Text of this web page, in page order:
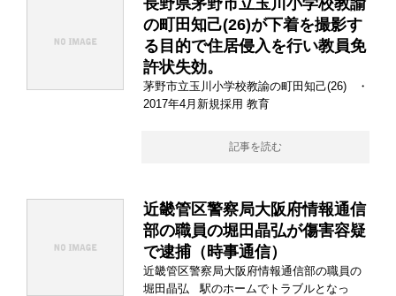
長野県茅野市立玉川小学校教諭
の町田知己(26)が下着を撮影す
る目的で住居侵入を行い教員免
許状失効。
茅野市立玉川小学校教諭の町田知己(26) ・
2017年4月新規採用 教育
記事を読む
近畿管区警察局大阪府情報通信
部の職員の堀田晶弘が傷害容疑
で逮捕（時事通信）
近畿管区警察局大阪府情報通信部の職員の
堀田晶弘 駅のホームでトラブルとなっ